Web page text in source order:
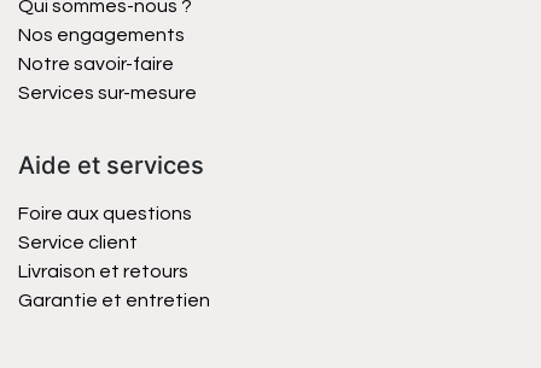
Qui sommes-nous ?
Nos engagements
Notre savoir-faire
Services sur-mesure
Aide et services
Foire aux questions
Service client
Livraison et retours
Garantie et entretien